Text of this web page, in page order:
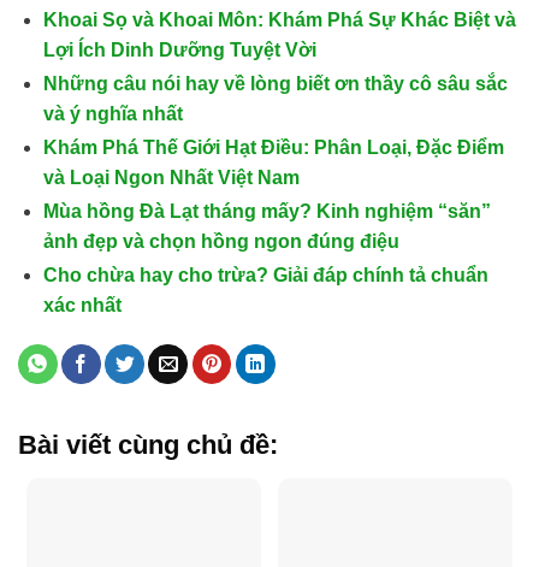
Khoai Sọ và Khoai Môn: Khám Phá Sự Khác Biệt và
Lợi Ích Dinh Dưỡng Tuyệt Vời
Những câu nói hay về lòng biết ơn thầy cô sâu sắc
và ý nghĩa nhất
Khám Phá Thế Giới Hạt Điều: Phân Loại, Đặc Điểm
và Loại Ngon Nhất Việt Nam
Mùa hồng Đà Lạt tháng mấy? Kinh nghiệm “săn”
ảnh đẹp và chọn hồng ngon đúng điệu
Cho chừa hay cho trừa? Giải đáp chính tả chuẩn
xác nhất
Bài viết cùng chủ đề: